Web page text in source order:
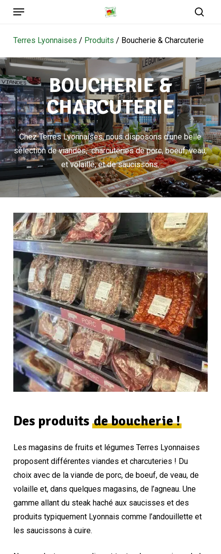
SkipMenu
Terres Lyonnaises / Produits / Boucherie & Charcuterie
BOUCHERIE &
CHARCUTERIE
Chez Terres Lyonnaises, nous disposons d’une belle
sélection de viandes, charcuteries de porc, boeuf, veau,
et volaille; et de saucissons.
Des produits de boucherie !
Les magasins de fruits et légumes Terres Lyonnaises
proposent différentes viandes et charcuteries ! Du
choix avec de la viande de porc, de boeuf, de veau, de
volaille et, dans quelques magasins, de l’agneau. Une
gamme allant du steak haché aux saucisses et des
produits typiquement Lyonnais comme l’andouillette et
les saucissons à cuire.